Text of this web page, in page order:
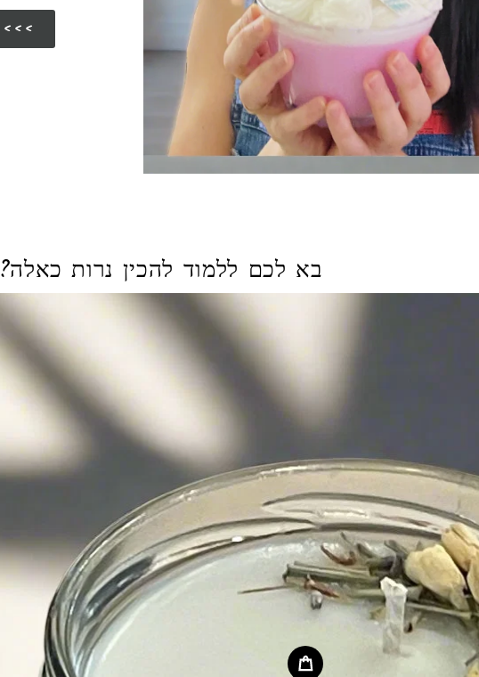
להמשך הסיפור שלי<<<
בא לכם ללמוד להכין נרות כאלה?